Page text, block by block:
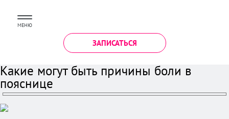
МЕНЮ
ЗАПИСАТЬСЯ
Какие могут быть причины боли в
пояснице